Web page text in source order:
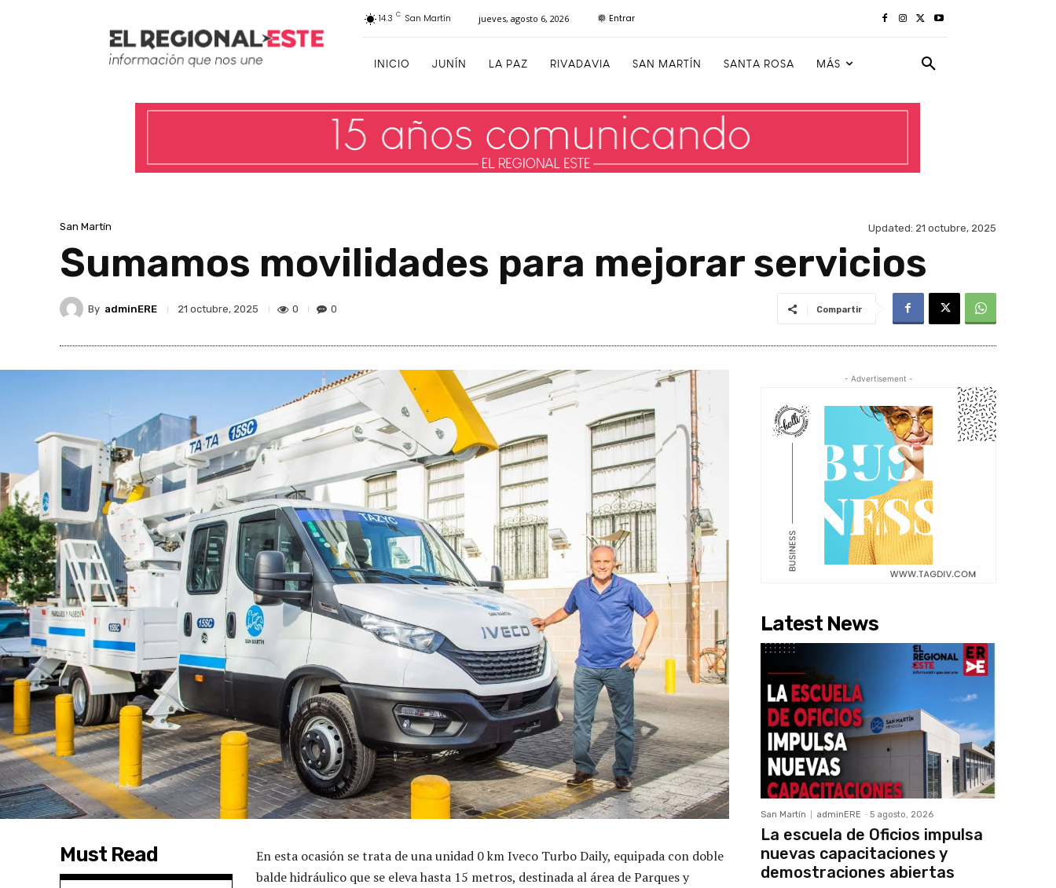
14.3 C San Martín jueves, agosto 6, 2026 Entrar
INICIO JUNÍN LA PAZ RIVADAVIA SAN MARTÍN SANTA ROSA MÁS
San Martín Updated: 21 octubre, 2025
Sumamos movilidades para mejorar servicios
By adminERE 21 octubre, 2025 0 0 Compartir
Must Read
En esta ocasión se trata de una unidad 0 km Iveco Turbo Daily, equipada con doble
balde hidráulico que se eleva hasta 15 metros, destinada al área de Parques y
- Advertisement -
Latest News
San Martín adminERE - 5 agosto, 2026
La escuela de Oficios impulsa
nuevas capacitaciones y
demostraciones abiertas